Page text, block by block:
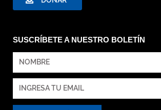
SUSCRÍBETE A NUESTRO BOLETÍN